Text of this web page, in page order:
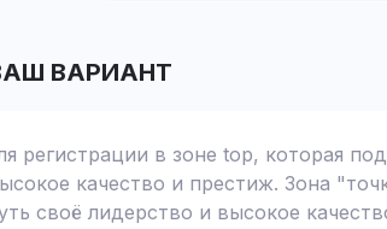
ВАРИАНТ
регистрации в зоне top, которая
качество и престиж. Зона
своё лидерство и высокое